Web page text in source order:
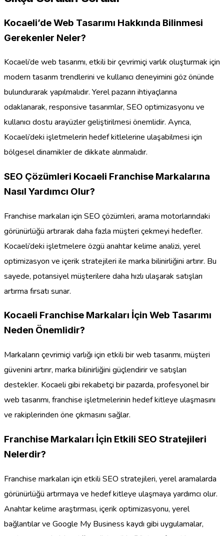
Kocaeli’de Web Tasarımı Hakkında Bilinmesi
Gerekenler Neler?
Kocaeli’de web tasarımı, etkili bir çevrimiçi varlık oluşturmak için
modern tasarım trendlerini ve kullanıcı deneyimini göz önünde
bulundurarak yapılmalıdır. Yerel pazarın ihtiyaçlarına
odaklanarak, responsive tasarımlar, SEO optimizasyonu ve
kullanıcı dostu arayüzler geliştirilmesi önemlidir. Ayrıca,
Kocaeli’deki işletmelerin hedef kitlelerine ulaşabilmesi için
bölgesel dinamikler de dikkate alınmalıdır.
SEO Çözümleri Kocaeli Franchise Markalarına
Nasıl Yardımcı Olur?
Franchise markaları için SEO çözümleri, arama motorlarındaki
görünürlüğü artırarak daha fazla müşteri çekmeyi hedefler.
Kocaeli’deki işletmelere özgü anahtar kelime analizi, yerel
optimizasyon ve içerik stratejileri ile marka bilinirliğini artırır. Bu
sayede, potansiyel müşterilere daha hızlı ulaşarak satışları
artırma fırsatı sunar.
Kocaeli Franchise Markaları İçin Web Tasarımı
Neden Önemlidir?
Markaların çevrimiçi varlığı için etkili bir web tasarımı, müşteri
güvenini artırır, marka bilinirliğini güçlendirir ve satışları
destekler. Kocaeli gibi rekabetçi bir pazarda, profesyonel bir
web tasarımı, franchise işletmelerinin hedef kitleye ulaşmasını
ve rakiplerinden öne çıkmasını sağlar.
Franchise Markaları İçin Etkili SEO Stratejileri
Nelerdir?
Franchise markaları için etkili SEO stratejileri, yerel aramalarda
görünürlüğü artırmaya ve hedef kitleye ulaşmaya yardımcı olur.
Anahtar kelime araştırması, içerik optimizasyonu, yerel
bağlantılar ve Google My Business kaydı gibi uygulamalar,